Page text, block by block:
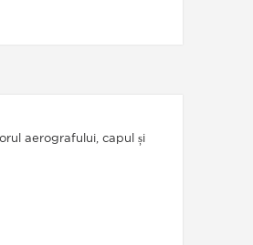
aerografului, capul și